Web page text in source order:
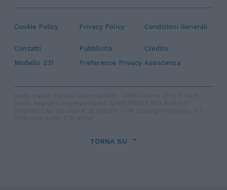
Cookie Policy Privacy Policy Condizioni Generali
Contatti Pubblicità
Credits
Modello 231
Preferenze Privacy Assistenza
TORNA SU